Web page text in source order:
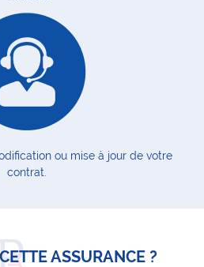
ou mise à jour de votre
contrat.
ASSURANCE ?